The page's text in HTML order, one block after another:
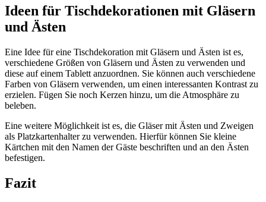
Ideen für Tischdekorationen mit Gläsern
und Ästen
Eine Idee für eine Tischdekoration mit Gläsern und Ästen ist es,
verschiedene Größen von Gläsern und Ästen zu verwenden und
diese auf einem Tablett anzuordnen. Sie können auch verschiedene
Farben von Gläsern verwenden, um einen interessanten Kontrast zu
erzielen. Fügen Sie noch Kerzen hinzu, um die Atmosphäre zu
beleben.
Eine weitere Möglichkeit ist es, die Gläser mit Ästen und Zweigen
als Platzkartenhalter zu verwenden. Hierfür können Sie kleine
Kärtchen mit den Namen der Gäste beschriften und an den Ästen
befestigen.
Fazit